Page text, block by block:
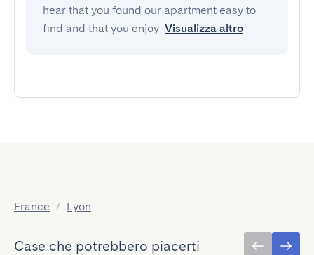
hear that you found our apartment easy to
find and that you enjoy Visualizza altro
France / Lyon
Case che potrebbero piacerti